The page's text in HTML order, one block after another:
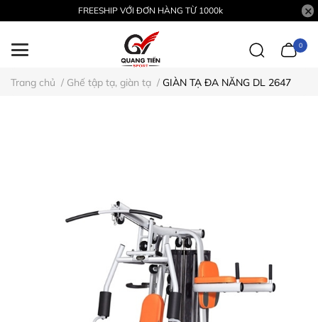
FREESHIP VỚI ĐƠN HÀNG TỪ 1000k
0
Trang chủ / Ghế tập tạ, giàn tạ / GIÀN TẠ ĐA NĂNG DL 2647